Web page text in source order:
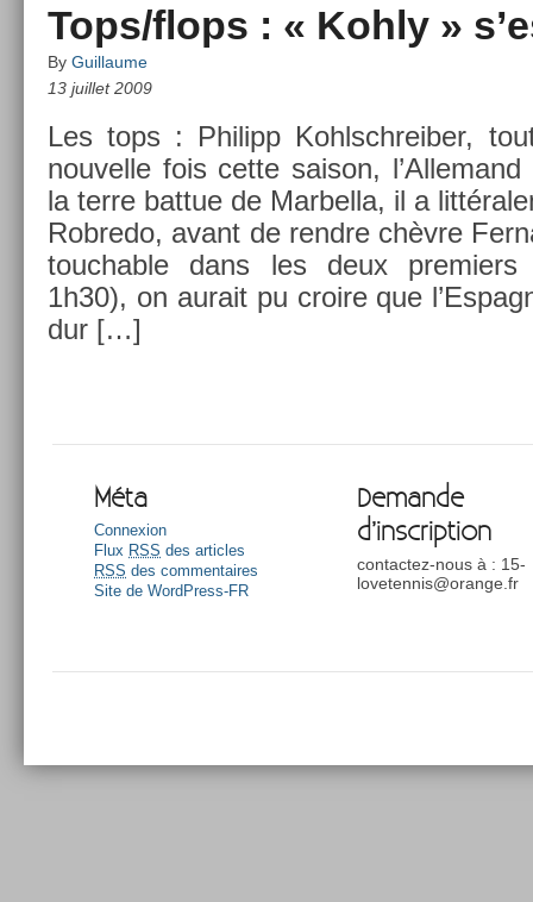
Tops/flops : « Kohly »
By Guillaume
13 juillet 2009
Les tops : Philipp Kohlschreib­er,
nouvel­le fois cette saison,
la terre bat­tue de Mar­bella, il a
Rob­redo, avant de re­ndre chèvre
touch­able dans les deux
1h30), on aurait pu croire que
dur […]
Méta
Connexion
Flux RSS des articles
RSS des commentaires
Site de WordPress-FR
Demande
d’inscription
contactez-nous à : 15-
lovetennis@orange.fr